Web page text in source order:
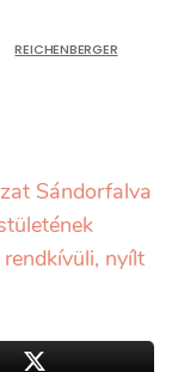
REICHENBERGER
Sándorfalva
nyílt